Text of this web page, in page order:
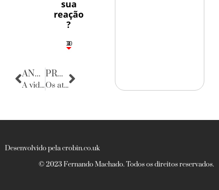
sua
reação
?
3
1
1
2
10
ANTERIOR
A vida na sociedade
PRÓXIMA
Os atletas + sexies do mundo
Desenvolvido pela crobin.co.uk
© 2023 Fernando Machado. Todos os direitos reservados.